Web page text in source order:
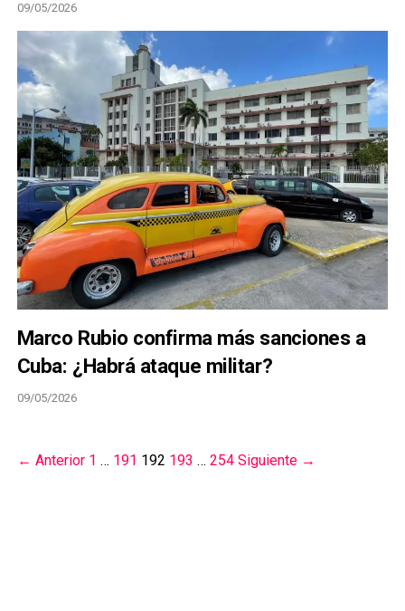
09/05/2026
Marco Rubio confirma más sanciones a
Cuba: ¿Habrá ataque militar?
09/05/2026
← Anterior 1 … 191 192 193 … 254 Siguiente →